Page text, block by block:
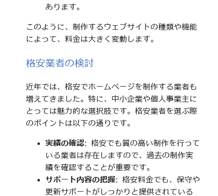
あります。
このように、制作するウェブサイトの種類や機能
によって、料金は大きく変動します。
格安業者の検討
近年では、格安でホームページを制作する業者も
増えてきました。特に、中小企業や個人事業主に
とっては魅力的な選択肢です。格安業者を選ぶ際
のポイントは以下の通りです。
実績の確認: 格安でも質の高い制作を行って
いる業者は存在しますので、過去の制作実
績を確認することが重要です。
サポート内容の把握: 格安料金でも、保守や
更新サポートがしっかりと提供されている